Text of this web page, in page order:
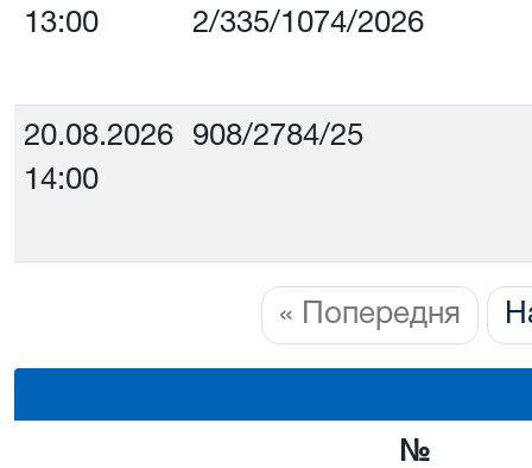
13:00
2/335/1074/2026
20.08.2026
14:00
908/2784/25
« Попередня
№